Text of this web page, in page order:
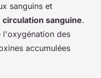
sanguins et
circulation sanguine.
l'oxygénation des
accumulées